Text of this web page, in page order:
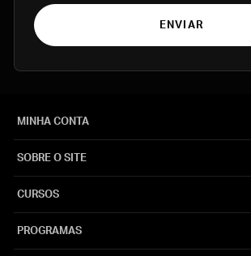
ENVIAR
MINHA CONTA
SOBRE O SITE
CURSOS
PROGRAMAS